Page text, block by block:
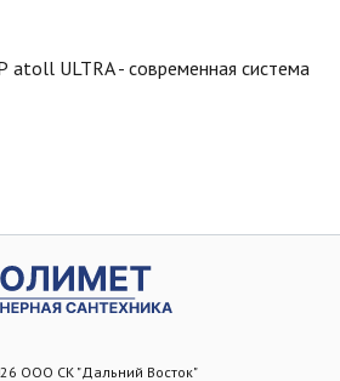
ULTRA - современная система
ООО СК "Дальний Восток"